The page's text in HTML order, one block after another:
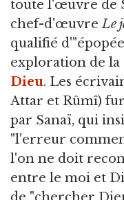
toute l'œuvre de
chef-d'œuvreLe
qualifié
exploration de
Dieu. Les
Attar et Rûmî)
par Sanaï, qui
"l'erreur
l'on ne doit
entre le moi et